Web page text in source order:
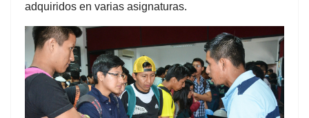
adquiridos en varias asignaturas.